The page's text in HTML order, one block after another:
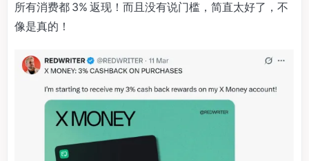
所有消费都 3% 返现！而且没有说门槛，简直太好了，不
像是真的！